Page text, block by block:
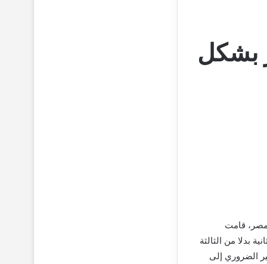
بشكل
مصر، قامت
بدلا من الثالثة
الضروري إلى